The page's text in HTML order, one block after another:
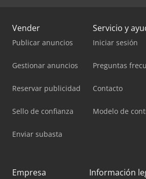
Vender
Publicar anuncios
Gestionar anuncios
Reservar publicidad
Sello de confianza
Enviar subasta
Servicio y
Iniciar sesión
Preguntas
Contacto
Modelo de
Empresa Información